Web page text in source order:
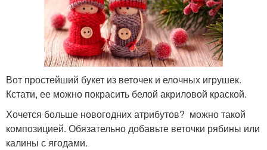
Вот простейший букет из веточек и елочных игрушек.
Кстати, ее можно покрасить белой акриловой краской.
Хочется больше новогодних атрибутов? можно такой
композицией. Обязательно добавьте веточки рябины или
калины с ягодами.